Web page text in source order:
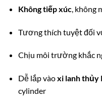
Không tiếp xúc, không
Tương thích tuyệt đối
Chịu môi trường khắc
Dễ lắp vàoxi lanh thủy
cylinder